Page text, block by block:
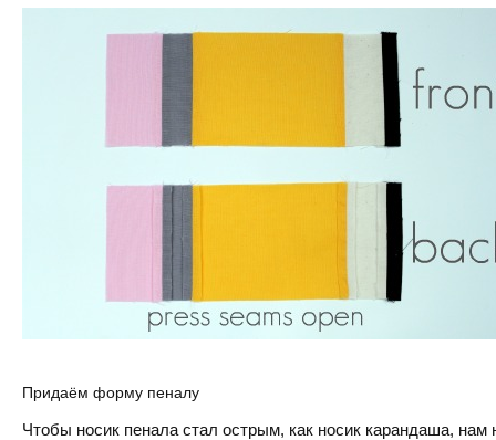
Придаём форму пеналу
Чтобы носик пенала стал острым, как носик карандаша,